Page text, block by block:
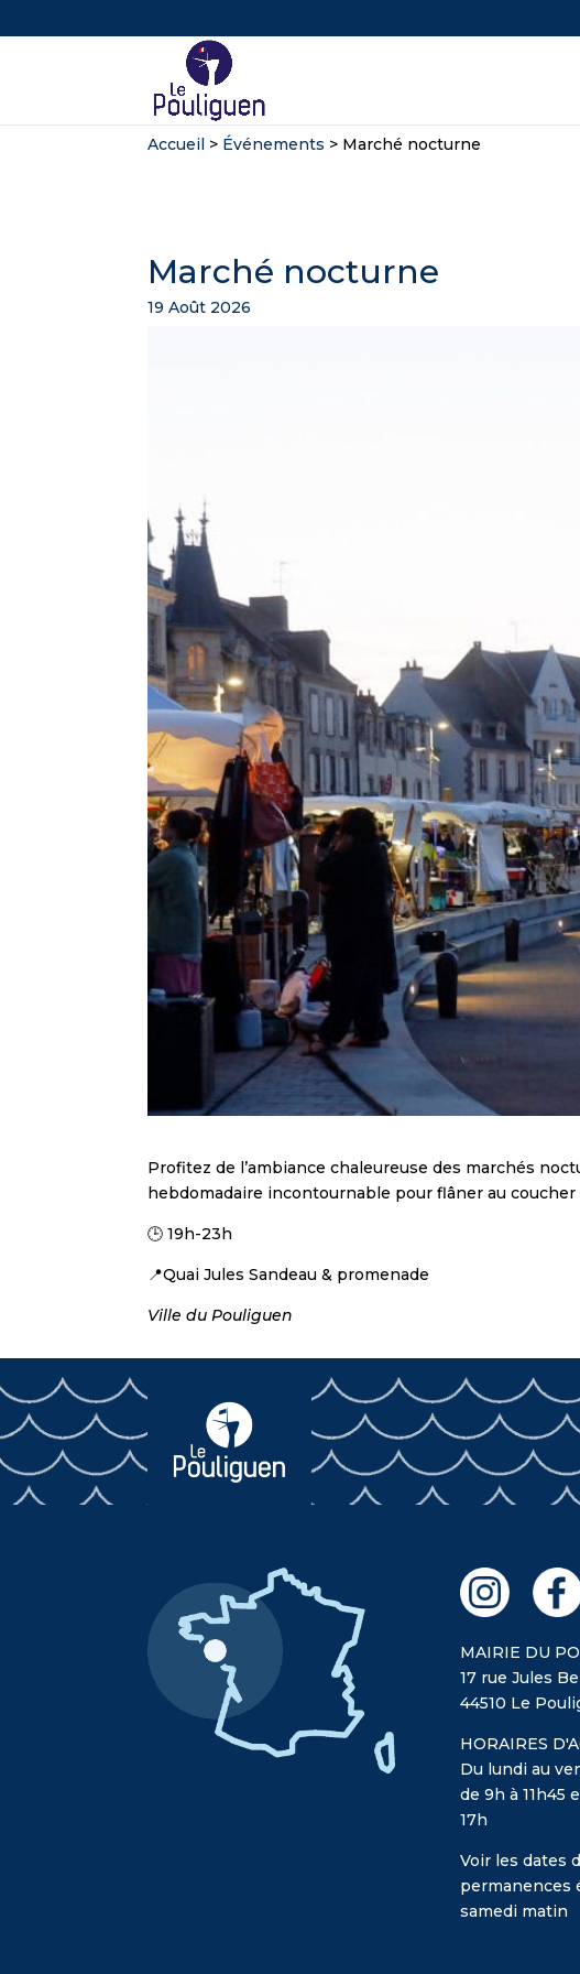
Accueil > Événements > Marché nocturne
Marché nocturne
19 Août 2026
Profitez de l’ambiance chaleureuse des marchés
hebdomadaire incontournable pour flâner au
🕒 19h-23h
📍Quai Jules Sandeau & promenade
Ville du Pouliguen
MAIRIE DU
17 rue Jules
44510 Le
HORAIRES
Du lundi au
de 9h à 11h45
17h
Voir les dates
permanences
samedi matin